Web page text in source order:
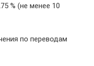
% (не менее 10
по переводам